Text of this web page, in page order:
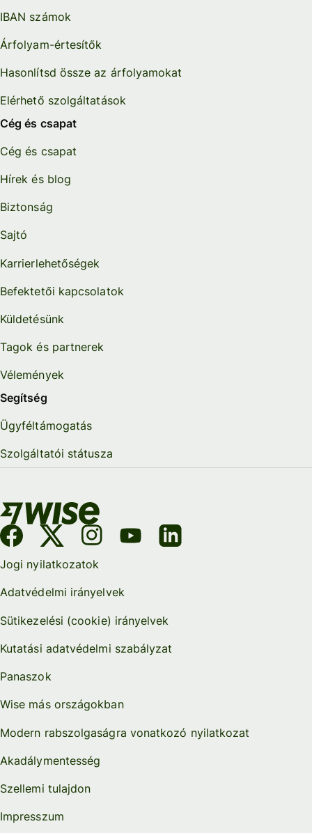
IBAN számok
Árfolyam-értesítők
Hasonlítsd össze az árfolyamokat
Elérhető szolgáltatások
Cég és csapat
Cég és csapat
Hírek és blog
Biztonság
Sajtó
Karrierlehetőségek
Befektetői kapcsolatok
Küldetésünk
Tagok és partnerek
Vélemények
Segítség
Ügyféltámogatás
Szolgáltatói státusza
Jogi nyilatkozatok
Adatvédelmi irányelvek
Sütikezelési (cookie) irányelvek
Kutatási adatvédelmi szabályzat
Panaszok
Wise más országokban
Modern rabszolgaságra vonatkozó nyilatkozat
Akadálymentesség
Szellemi tulajdon
Impresszum